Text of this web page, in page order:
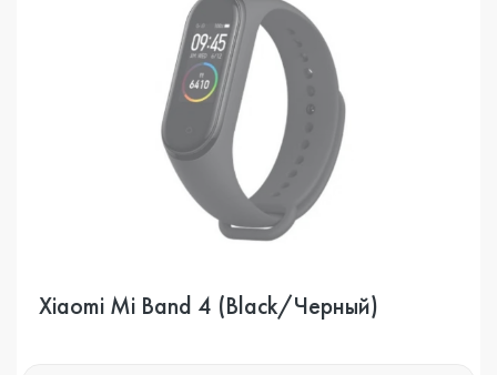
Xiaomi Mi Band 4 (Black/Черный)